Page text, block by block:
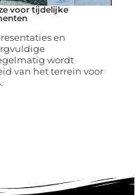
voor tijdelijke
en
wordt
van het terrein voor